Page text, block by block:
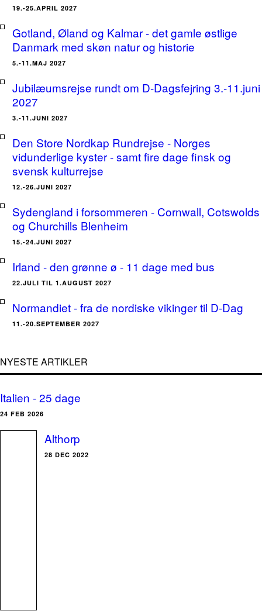
19.-25.APRIL 2027
Gotland, Øland og Kalmar - det gamle østlige
Danmark med skøn natur og historie
5.-11.MAJ 2027
Jubilæumsrejse rundt om D-Dagsfejring 3.-11.juni
2027
3.-11.JUNI 2027
Den Store Nordkap Rundrejse - Norges
vidunderlige kyster - samt fire dage finsk og
svensk kulturrejse
12.-26.JUNI 2027
Sydengland i forsommeren - Cornwall, Cotswolds
og Churchills Blenheim
15.-24.JUNI 2027
Irland - den grønne ø - 11 dage med bus
22.JULI TIL 1.AUGUST 2027
Normandiet - fra de nordiske vikinger til D-Dag
11.-20.SEPTEMBER 2027
NYESTE ARTIKLER
Italien - 25 dage
24 FEB 2026
Althorp
28 DEC 2022